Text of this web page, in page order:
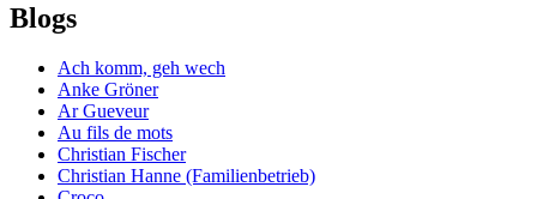
Blogs
Ach komm, geh wech
Anke Gröner
Ar Gueveur
Au fils de mots
Christian Fischer
Christian Hanne (Familienbetrieb)